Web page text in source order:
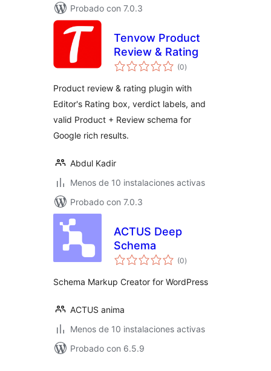
Probado con 7.0.3
Tenvow Product
Review & Rating
(0total
de
)
Product review & rating plugin with
Editor's Rating box, verdict labels, and
valid Product + Review schema for
Google rich results.
Abdul Kadir
Menos de 10 instalaciones activas
Probado con 7.0.3
ACTUS Deep
Schema
(0total
de
)
Schema Markup Creator for WordPress
ACTUS anima
Menos de 10 instalaciones activas
Probado con 6.5.9